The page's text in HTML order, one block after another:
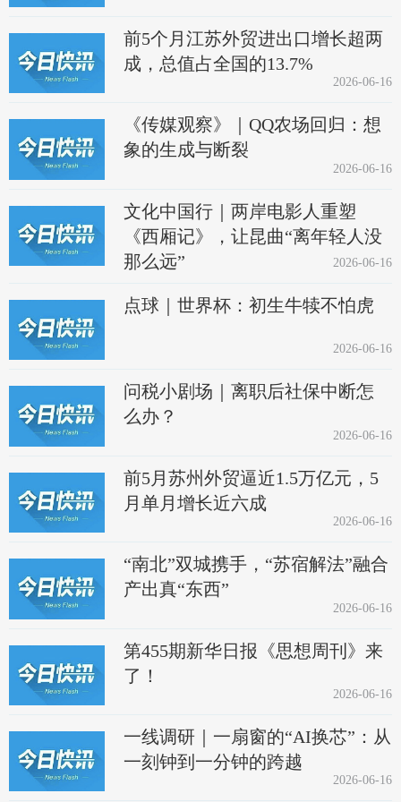
前5个月江苏外贸进出口增长超两
成，总值占全国的13.7%
2026-06-16
《传媒观察》｜QQ农场回归：想
象的生成与断裂
2026-06-16
文化中国行｜两岸电影人重塑
《西厢记》，让昆曲“离年轻人没
那么远”
2026-06-16
点球｜世界杯：初生牛犊不怕虎
2026-06-16
问税小剧场｜离职后社保中断怎
么办？
2026-06-16
前5月苏州外贸逼近1.5万亿元，5
月单月增长近六成
2026-06-16
“南北”双城携手，“苏宿解法”融合
产出真“东西”
2026-06-16
第455期新华日报《思想周刊》来
了！
2026-06-16
一线调研｜一扇窗的“AI换芯”：从
一刻钟到一分钟的跨越
2026-06-16